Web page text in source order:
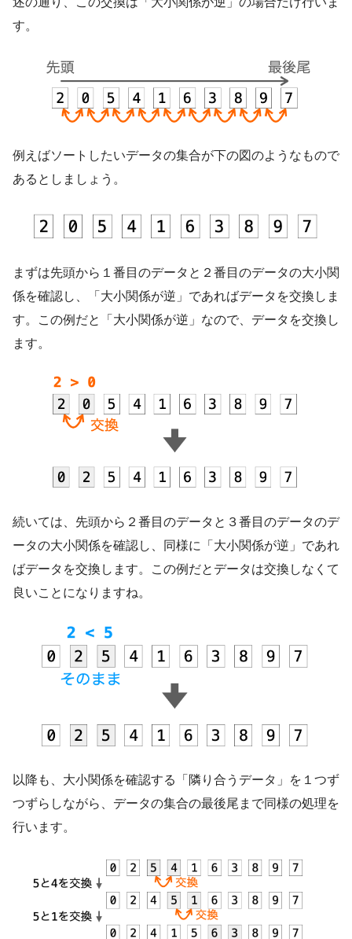
す。
例えばソートしたいデータの集合が下の図のようなもので
あるとしましょう。
まずは先頭から１番目のデータと２番目のデータの大小関
係を確認し、「大小関係が逆」であればデータを交換しま
す。この例だと「大小関係が逆」なので、データを交換し
ます。
続いては、先頭から２番目のデータと３番目のデータのデ
ータの大小関係を確認し、同様に「大小関係が逆」であれ
ばデータを交換します。この例だとデータは交換しなくて
良いことになりますね。
以降も、大小関係を確認する「隣り合うデータ」を１つず
つずらしながら、データの集合の最後尾まで同様の処理を
行います。